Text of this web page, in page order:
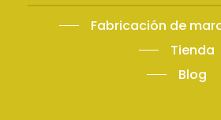
Fabricación de
Tienda
Blog